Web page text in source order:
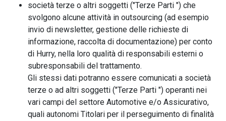
società terze o altri soggetti ("Terze Parti ") che
svolgono alcune attività in outsourcing (ad esempio
invio di newsletter, gestione delle richieste di
informazione, raccolta di documentazione) per conto
di Hurry, nella loro qualità di responsabili esterni o
subresponsabili del trattamento.
Gli stessi dati potranno essere comunicati a società
terze o ad altri soggetti ("Terze Parti ") operanti nei
vari campi del settore Automotive e/o Assicurativo,
quali autonomi Titolari per il perseguimento di finalità